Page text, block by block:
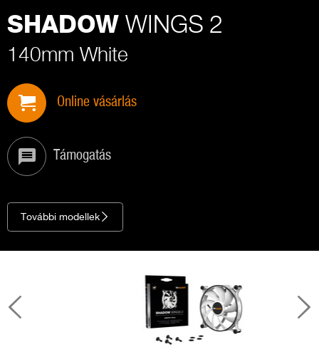
SHADOW WINGS 2
140mm White
Online vásárlás
Támogatás
További modellek